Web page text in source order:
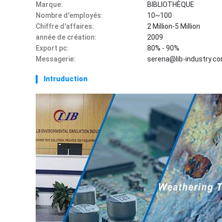
Marque:
BIBLIOTHÈQUE
Nombre d'employés:
10~100
Chiffre d'affaires:
2 Million-5 Million
année de création:
2009
Export pc:
80% - 90%
Messagerie:
serena@lib-
Intruduction